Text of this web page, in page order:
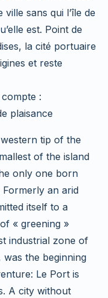
sans qui l’île de
est. Point de
la cité portuaire
et reste
:
plaisance
tip of the
of the island
only one born
an arid
itself to a
« greening »
industrial zone of
the beginning
Le Port is
A city without